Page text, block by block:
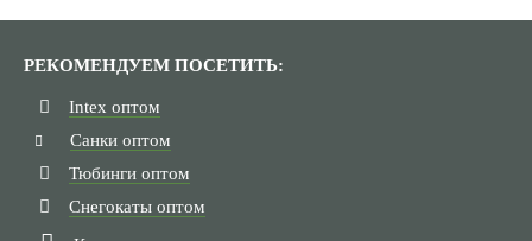
РЕКОМЕНДУЕМ ПОСЕТИТЬ:
Intex оптом
Санки оптом
Тюбинги оптом
Снегокаты оптом